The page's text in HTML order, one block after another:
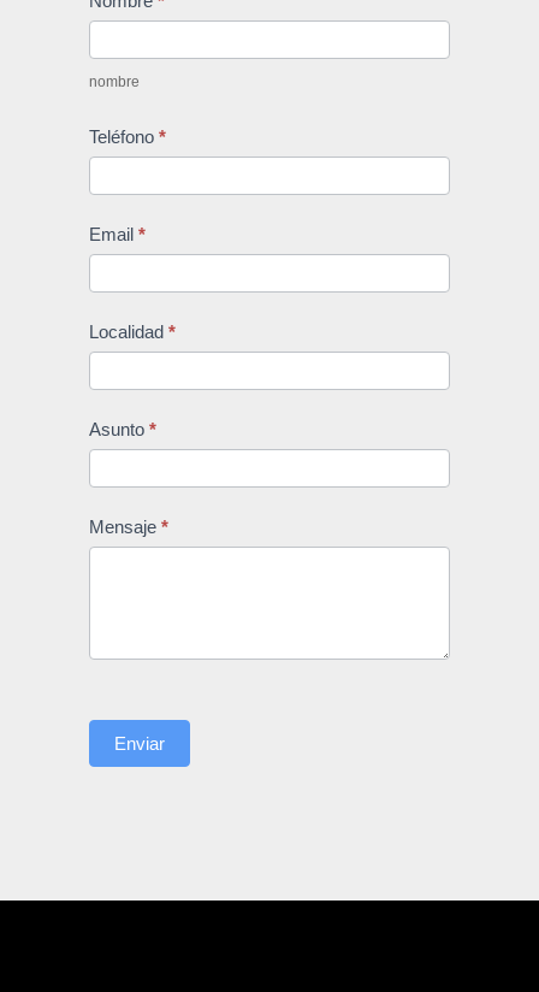
-
nombre
Teléfono *
Email *
Localidad *
Asunto *
Mensaje *
Enviar